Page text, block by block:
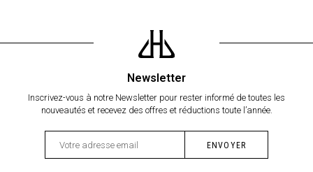
Newsletter
Inscrivez-vous à notre Newsletter pour rester informé de toutes les
nouveautés et recevez des offres et réductions toute l’année.